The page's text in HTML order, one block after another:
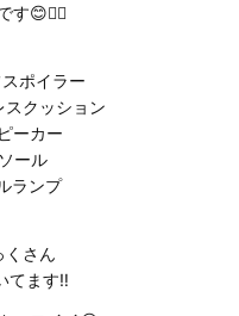
😊👍🏼
ポイラー
スクッション
ーカー
ール
ランプ
くさん
てます‼️